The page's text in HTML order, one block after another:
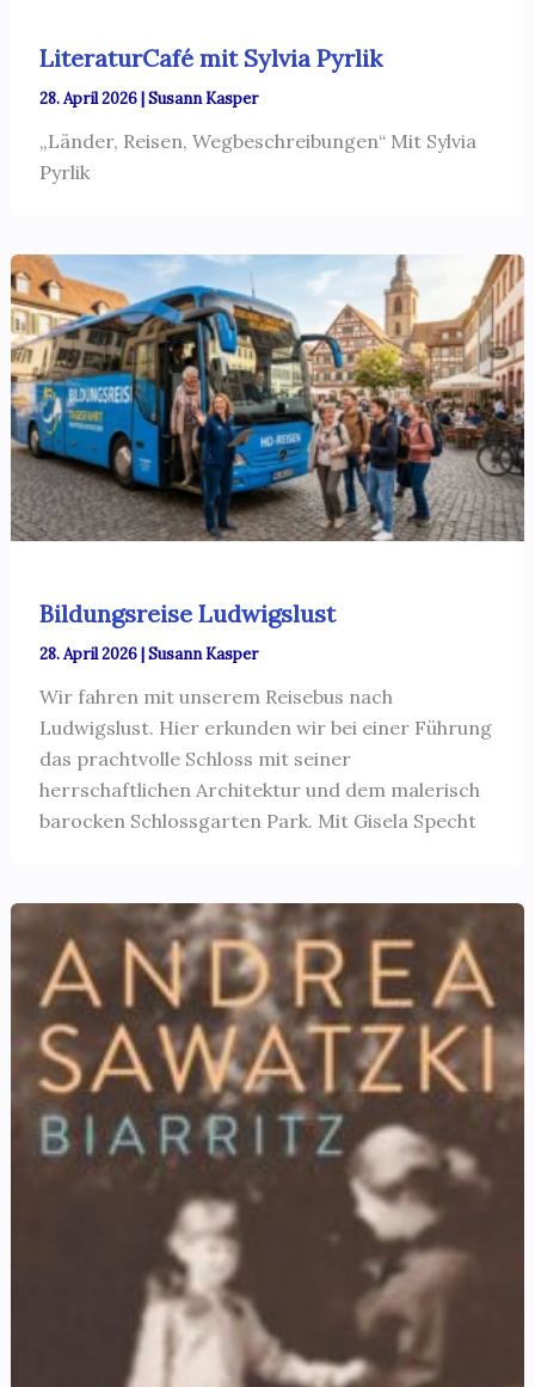
LiteraturCafé mit Sylvia Pyrlik
28. April 2026|Susann Kasper
„Länder, Reisen, Wegbeschreibungen“ Mit Sylvia
Pyrlik
Bildungsreise Ludwigslust
28. April 2026|Susann Kasper
Wir fahren mit unserem Reisebus nach
Ludwigslust. Hier erkunden wir bei einer Führung
das prachtvolle Schloss mit seiner
herrschaftlichen Architektur und dem malerisch
barocken Schlossgarten Park. Mit Gisela Specht